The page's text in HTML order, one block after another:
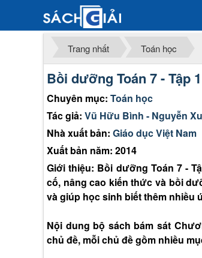
Trang nhất Toán học
Bồi dưỡng Toán 7 - Tập 1
Chuyên mục: Toán học
Tác giả: Vũ Hữu Bình - Nguyễn
Nhà xuất bản: Giáo dục Việt Nam
Xuất bản năm: 2014
Giới thiệu: Bồi dưỡng Toán 7 -
cố, nâng cao kiến thức và bồi
và giúp học sinh biết thêm nhiều
Nội dung bộ sách bám sát
chủ đề, mỗi chủ đề gồm nhiều